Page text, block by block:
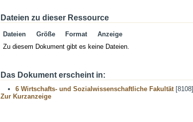
Dateien zu dieser Ressource
Dateien Größe Format
Anzeige
Zu diesem Dokument gibt es keine Dateien.
Das Dokument erscheint in:
6 Wirtschafts- und Sozialwissenschaftliche Fakultät[8108]
Zur Kurzanzeige